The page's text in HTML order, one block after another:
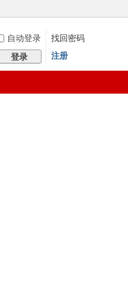
自动登录
找回密码
登录 注册